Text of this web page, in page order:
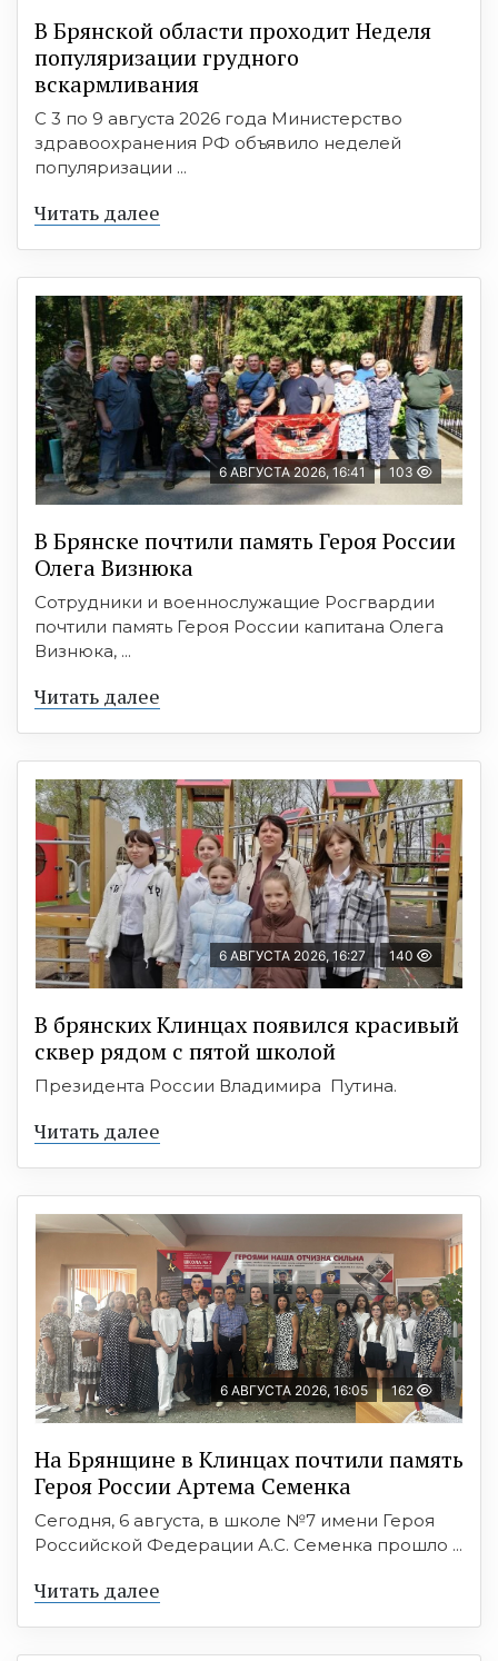
В Брянской области проходит Неделя
популяризации грудного
вскармливания
С 3 по 9 августа 2026 года Министерство
здравоохранения РФ объявило неделей
популяризации ...
Читать далее
6 АВГУСТА 2026, 16:41 103
В Брянске почтили память Героя России
Олега Визнюка
Сотрудники и военнослужащие Росгвардии
почтили память Героя России капитана Олега
Визнюка, ...
Читать далее
6 АВГУСТА 2026, 16:27 140
В брянских Клинцах появился красивый
сквер рядом с пятой школой
Президента России Владимира Путина.
Читать далее
6 АВГУСТА 2026, 16:05 162
На Брянщине в Клинцах почтили память
Героя России Артема Семенка
Сегодня, 6 августа, в школе №7 имени Героя
Российской Федерации А.С. Семенка прошло ...
Читать далее